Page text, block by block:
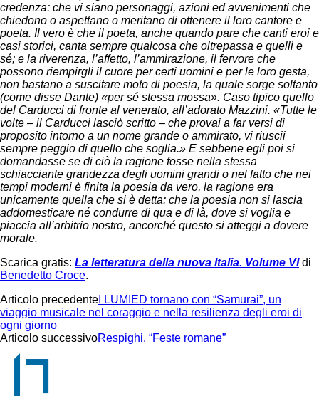
credenza: che vi siano personaggi, azioni ed avvenimenti che
chiedono o aspettano o meritano di ottenere il loro cantore e
poeta. Il vero è che il poeta, anche quando pare che canti eroi e
casi storici, canta sempre qualcosa che oltrepassa e quelli e
sé; e la riverenza, l’affetto, l’ammirazione, il fervore che
possono riempirgli il cuore per certi uomini e per le loro gesta,
non bastano a suscitare moto di poesia, la quale sorge soltanto
(come disse Dante) «per sé stessa mossa». Caso tipico quello
del Carducci di fronte al venerato, all’adorato Mazzini. «Tutte le
volte ‒ il Carducci lasciò scritto ‒ che provai a far versi di
proposito intorno a un nome grande o ammirato, vi riuscii
sempre peggio di quello che soglia.» E sebbene egli poi si
domandasse se di ciò la ragione fosse nella stessa
schiacciante grandezza degli uomini grandi o nel fatto che nei
tempi moderni è finita la poesia da vero, la ragione era
unicamente quella che si è detta: che la poesia non si lascia
addomesticare né condurre di qua e di là, dove si voglia e
piaccia all’arbitrio nostro, ancorché questo si atteggi a dovere
morale.
Scarica gratis: La letteratura della nuova Italia. Volume VIdi
Benedetto Croce.
Articolo precedente I LUMIED tornano con “Samurai”, un
viaggio musicale nel coraggio e nella resilienza degli eroi di
ogni giorno
Articolo successivoRespighi. “Feste romane”